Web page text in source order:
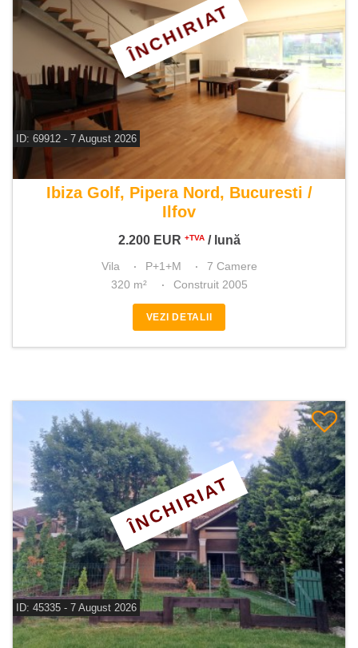
ID: 69912 - 7 August 2026
De inchiriat vila 7 camere
Ibiza Golf, Pipera Nord, Bucuresti /
Ilfov
2.200 EUR +TVA/ lună
ÎNCHIRIAT
Vila P+1+M
7 Camere
320 m²
Construit 2005
VEZI DETALII
ID: 45335 - 7 August 2026
De inchiriat vila 7 camere
ÎNCHIRIAT